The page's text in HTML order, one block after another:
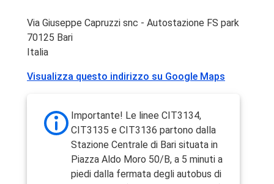
Via Giuseppe Capruzzi snc - Autostazione FS park
70125 Bari
Italia
Visualizza questo indirizzo su Google Maps
Importante! Le linee CIT3134,
CIT3135 e CIT3136 partono dalla
Stazione Centrale di Bari situata in
Piazza Aldo Moro 50/B, a 5 minuti a
piedi dalla fermata degli autobus di